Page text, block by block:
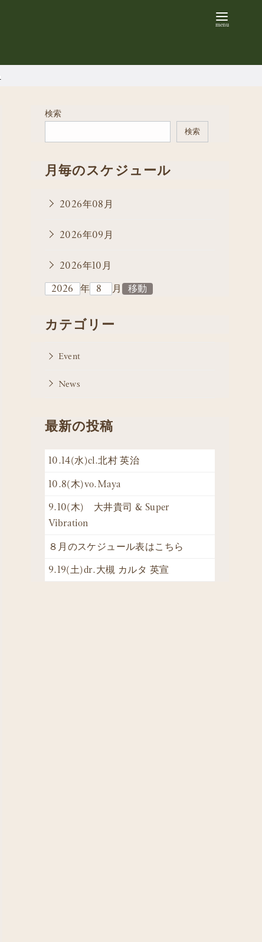
検索
検索
月毎のスケジュール
2026年08月
2026年09月
2026年10月
年
月
カテゴリー
Event
News
最新の投稿
10.14(水)cl.北村 英治
10.8(木)vo.Maya
9.10(木) 大井貴司 & Super
Vibration
８月のスケジュール表はこちら
9.19(土)dr.大槻 カルタ 英宣